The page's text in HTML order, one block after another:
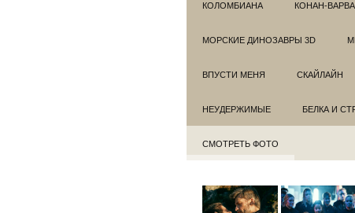
КОЛОМБИАНА КОНАН-
МОРСКИЕ ДИНОЗАВРЫ 3D
ВПУСТИ МЕНЯ СКАЙЛАЙН
НЕУДЕРЖИМЫЕ БЕЛКА И
СМОТРЕТЬ ФОТО